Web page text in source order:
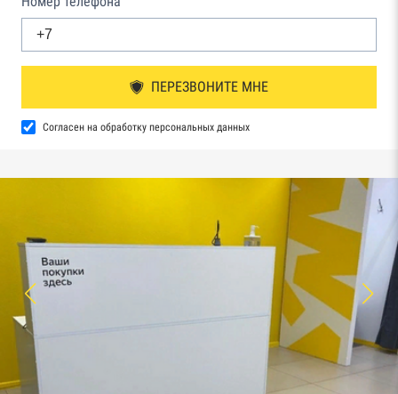
ПЕРЕЗВОНИТЕ МНЕ
Согласен на обработку персональных данных